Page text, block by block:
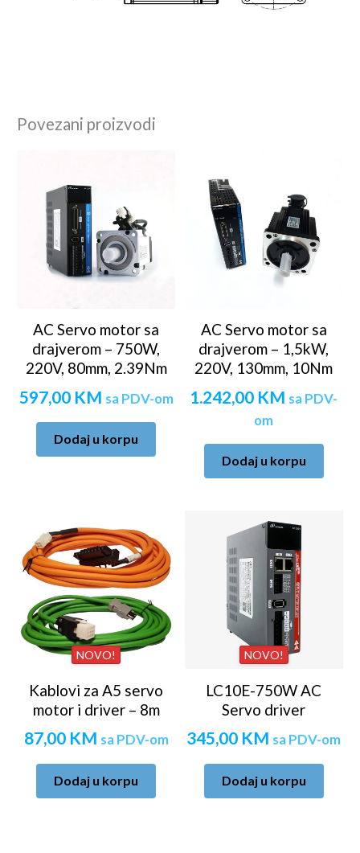
Povezani proizvodi
AC Servo motor sa
drajverom – 750W,
220V, 80mm, 2.39Nm
597,00 KM sa PDV-om
Dodaj u korpu
AC Servo motor sa
drajverom – 1,5kW,
220V, 130mm, 10Nm
1.242,00 KM sa PDV-
om
Dodaj u korpu
NOVO!
Kablovi za A5 servo
motor i driver – 8m
87,00 KM sa PDV-om
Dodaj u korpu
NOVO!
LC10E-750W AC
Servo driver
345,00 KM sa PDV-om
Dodaj u korpu